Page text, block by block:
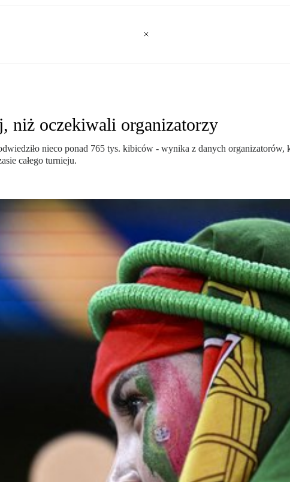
niż oczekiwali organizatorzy
nieco ponad 765 tys. kibiców - wynika z danych organizatorów,
całego turnieju.